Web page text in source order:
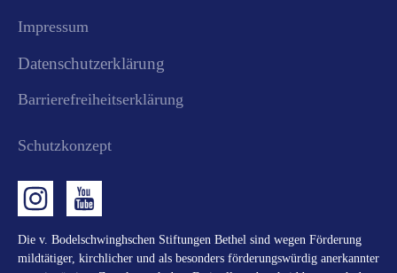
Impressum
Datenschutzerklärung
Barrierefreiheitserklärung
Schutzkonzept
Die v. Bodelschwinghschen Stiftungen Bethel sind wegen Förderung
mildtätiger, kirchlicher und als besonders förderungswürdig anerkannter